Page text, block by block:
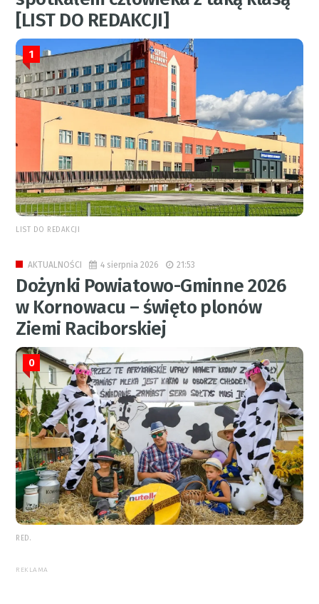
[LIST DO REDAKCJI]
1
LIST DO REDAKCJI
AKTUALNOŚCI 4 sierpnia 2026 21:53
Dożynki Powiatowo-Gminne 2026
w Kornowacu – święto plonów
Ziemi Raciborskiej
0
RED.
REKLAMA